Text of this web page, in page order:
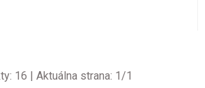
16 | Aktuálna strana: 1/1